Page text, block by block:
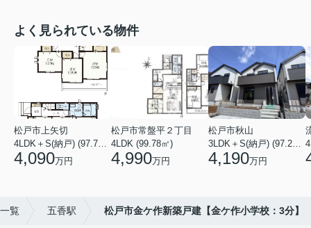
よく見られている物件
松戸市上矢切
4LDK＋S(納戸) (97.71㎡)
4,090万円
松戸市常盤平２丁目
4LDK (99.78㎡)
4,990万円
松戸市秋山
3LDK＋S(納戸) (97.29㎡)
4,190万円
覧 五香駅 松戸市金ケ作新築戸建【金ケ作小学校：3分】